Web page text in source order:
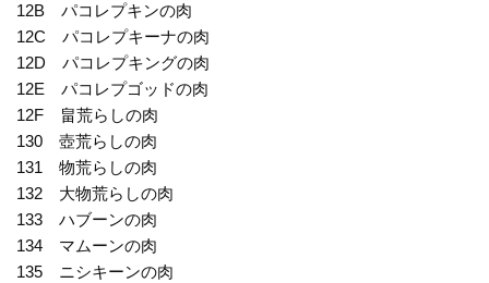
12B パコレプキンの肉
12C パコレプキーナの肉
12D パコレプキングの肉
12E パコレプゴッドの肉
12F 畠荒らしの肉
130 壺荒らしの肉
131 物荒らしの肉
132 大物荒らしの肉
133 ハブーンの肉
134 マムーンの肉
135 ニシキーンの肉